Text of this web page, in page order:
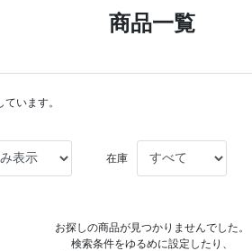
商品一覧
います。
在庫
お探しの商品が見つかりませんでした。
検索条件をゆるめに設定したり、